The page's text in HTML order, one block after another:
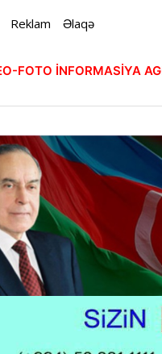
Reklam Əlaqə
FOTO İNFORMASİYA